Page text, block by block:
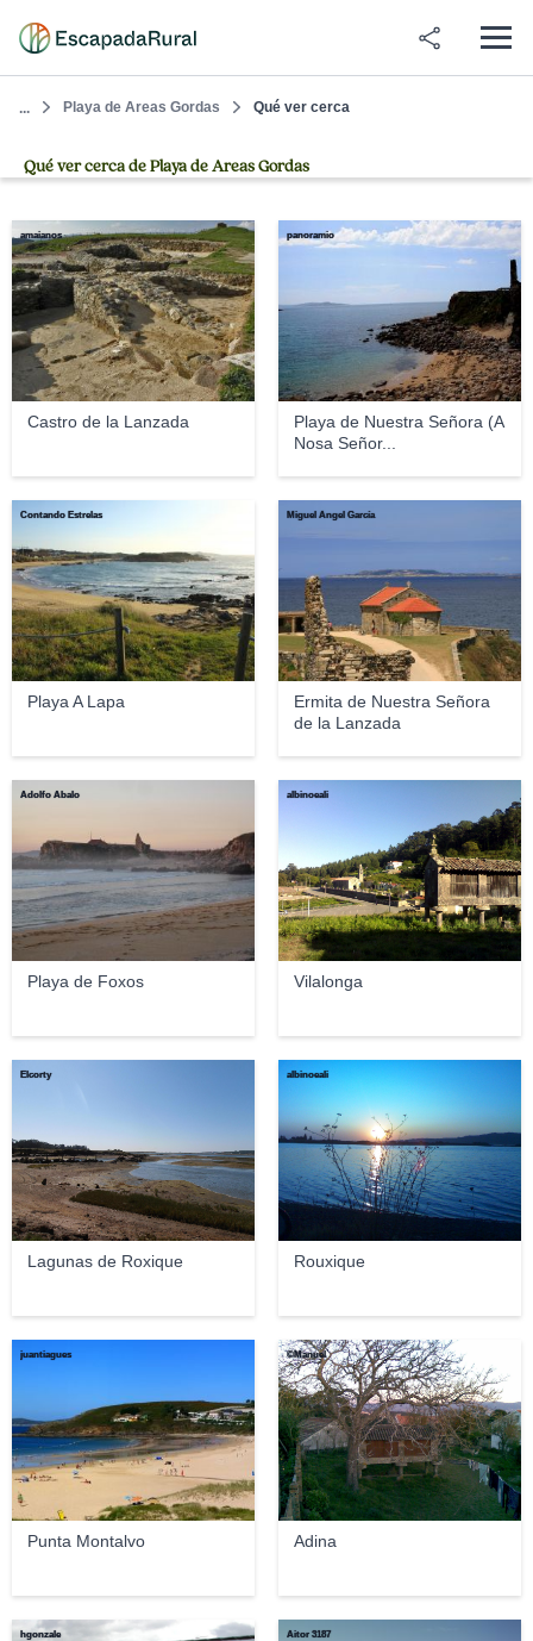
... Playa de Areas Gordas Qué ver cerca
Qué ver cerca de Playa de Areas Gordas
Castro de la Lanzada
amaianos
Playa de Nuestra Señora (A
Nosa Señor...
panoramio
Playa A Lapa
Contando Estrelas
Ermita de Nuestra Señora
de la Lanzada
Miguel Ángel García
Playa de Foxos
Adolfo Abalo
Vilalonga
albinoeali
Lagunas de Roxique
Elcorty
Rouxique
albinoeali
Punta Montalvo
juantiagues
Adina
©Manuel
hgonzale Aitor 3187